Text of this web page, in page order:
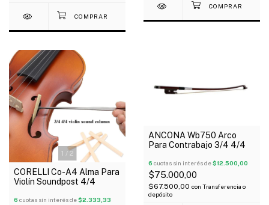
1 / 2
CORELLI Co-A4 Alma Para
Violín Soundpost 4/4
6 cuotas sin interés de$2.333,33
ANCONA Wb750 Arco
Para Contrabajo 3/4 4/4
6 cuotas sin interés de$12.500,00
$75.000,00
$67.500,00 con Transferencia o
depósito